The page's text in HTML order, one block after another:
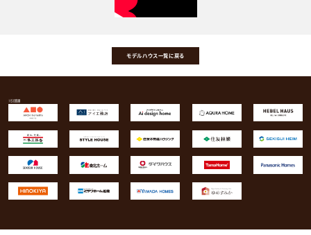
モデルハウス一覧に戻る
50音順